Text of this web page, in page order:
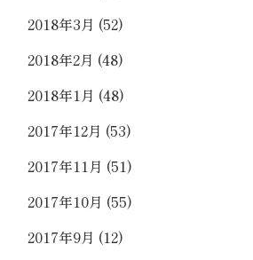
2018年3月 (52)
2018年2月 (48)
2018年1月 (48)
2017年12月 (53)
2017年11月 (51)
2017年10月 (55)
2017年9月 (12)